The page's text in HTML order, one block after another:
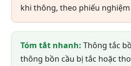
khi thông, theo phiếu
Tóm tắt nhanh: Thông tắc
thông bồn cầu bị tắc hoặc